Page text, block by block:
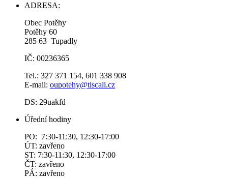
ADRESA:
Obec Potěhy
Potěhy 60
285 63 Tupadly
IČ: 00236365
Tel.: 327 371 154, 601 338 908
E-mail: oupotehy@tiscali.cz
DS: 29uakfd
Úřední hodiny
PO: 7:30-11:30, 12:30-17:00
ÚT: zavřeno
ST: 7:30-11:30, 12:30-17:00
ČT: zavřeno
PÁ: zavřeno